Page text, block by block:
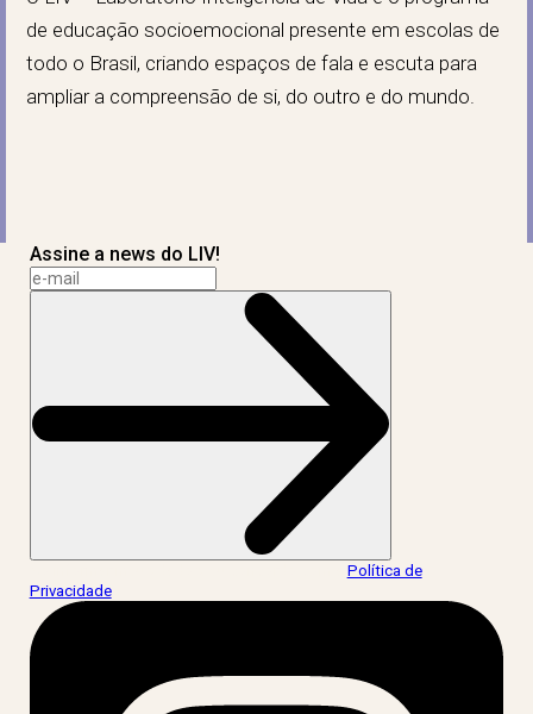
de educação socioemocional presente em escolas de
todo o Brasil, criando espaços de fala e escuta para
ampliar a compreensão de si, do outro e do mundo.
Assine a news do LIV!
Política de
Privacidade.